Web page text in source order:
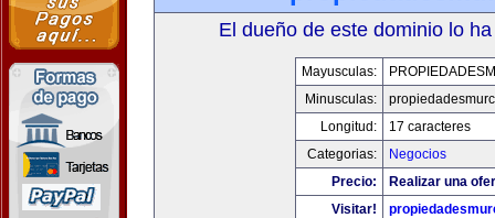
El dueño de este dominio lo
Mayusculas:
Minusculas:
Longitud:
17 caracteres
Categorias:
Negocios
Precio:
Realizar una
Visitar!